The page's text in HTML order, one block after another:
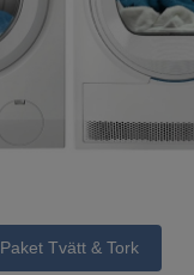
Paket Tvätt & Tork